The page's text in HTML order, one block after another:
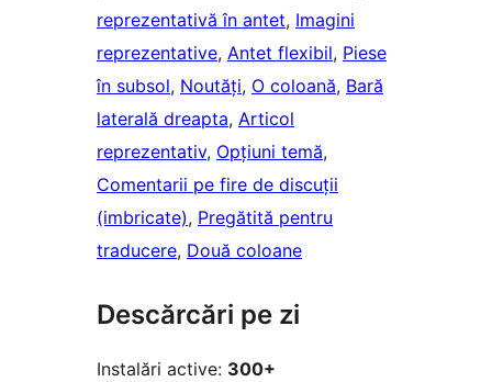
reprezentativă în antet, Imagini
reprezentative, Antet flexibil, Piese
în subsol, Noutăți, O coloană, Bară
laterală dreapta, Articol
reprezentativ, Opțiuni temă
Comentarii pe fire de discuții
(imbricate), Pregătită pentru
traducere, Două coloane
Descărcări pe zi
Instalări active: 300+